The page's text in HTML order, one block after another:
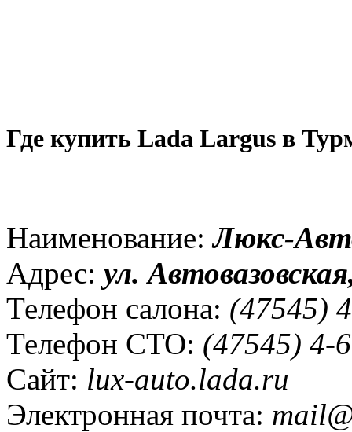
Где купить Lada Largus в
Наименование: Люкс-
Адрес: ул.
Телефон салона: (47545)
Телефон СТО: (47545) 4-
Сайт: lux-auto.lada.ru
Электронная почта: